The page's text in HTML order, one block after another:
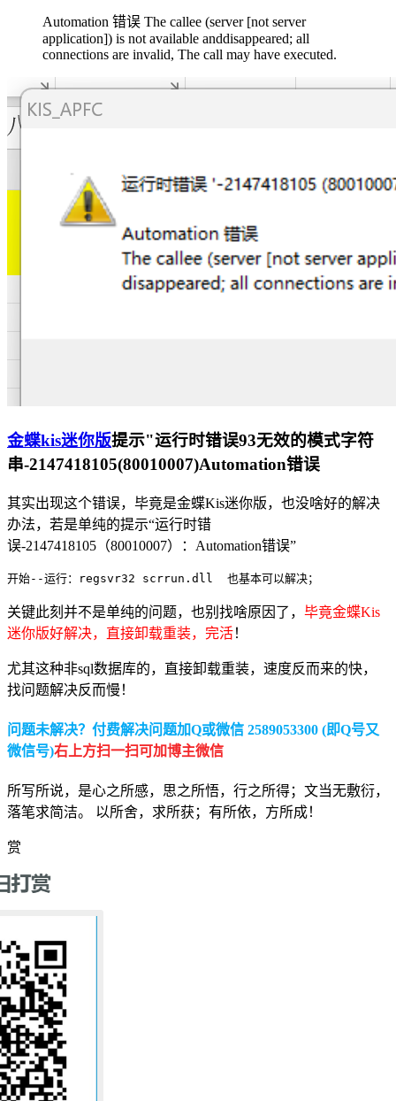
Automation 错误 The callee (server [not server
application]) is not available anddisappeared; all
connections are invalid, The call may have executed.
金蝶kis迷你版提示"运行时错误93无效的模式字符
串-2147418105(80010007)Automation错误
其实出现这个错误，毕竟是金蝶Kis迷你版，也没啥好的解决
办法，若是单纯的提示“运行时错
误-2147418105（80010007）：Automation错误”
开始--运行：regsvr32 scrrun.dll  也基本可以解决；
关键此刻并不是单纯的问题，也别找啥原因了， 毕竟金蝶Kis
迷你版好解决，直接卸载重装，完活！
尤其这种非sql数据库的，直接卸载重装，速度反而来的快，
找问题解决反而慢！
问题未解决？付费解决问题加Q或微信 2589053300 (即Q号又
微信号)右上方扫一扫可加博主微信
所写所说，是心之所感，思之所悟，行之所得；文当无敷衍，
落笔求简洁。 以所舍，求所获；有所依，方所成！
赏